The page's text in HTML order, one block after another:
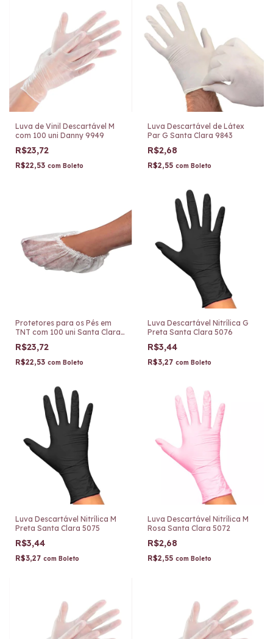
Luva de Vinil Descartável M
com 100 uni Danny 9949
R$23,72
R$22,53 com Boleto
Luva Descartável de Látex
Par G Santa Clara 9843
R$2,68
R$2,55 com Boleto
Protetores para os Pés em
TNT com 100 uni Santa Clara
R$23,72
R$22,53 com Boleto
Luva Descartável Nitrílica G
Preta Santa Clara 5076
R$3,44
R$3,27 com Boleto
Luva Descartável Nitrílica M
Preta Santa Clara 5075
R$3,44
R$3,27 com Boleto
Luva Descartável Nitrílica M
Rosa Santa Clara 5072
R$2,68
R$2,55 com Boleto